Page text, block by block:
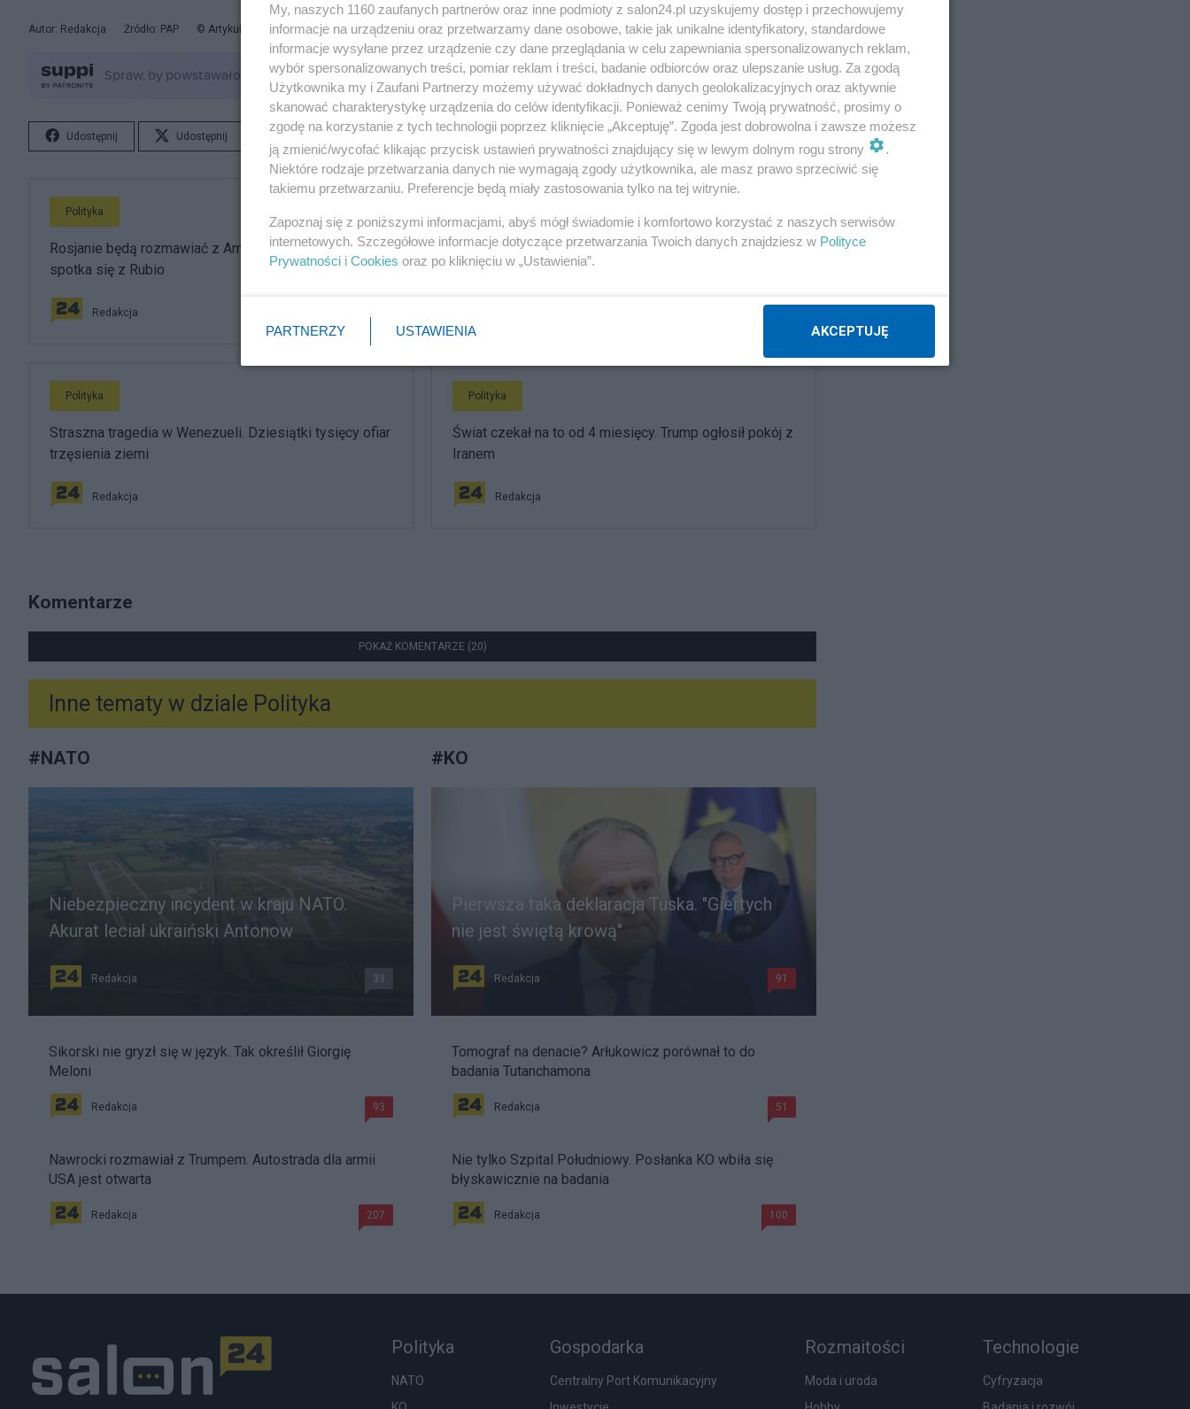
Autor: Redakcja Źródło: PAP © Artykuł jest chroniony prawem autorskim.
Udostępnij Udostępnij Lubię to! Skomentuj Obserwuj notkę
Polityka
Rosjanie będą rozmawiać z Amerykanami. Ławrow
spotka się z Rubio
Redakcja
Przełomowa wizyta Macrona w Syrii
Polityka
Straszna tragedia w Wenezueli. Dziesiątki tysięcy ofiar
trzęsienia ziemi
Redakcja
Polityka
Świat czekał na to od 4 miesięcy. Trump ogłosił pokój z
Iranem
Redakcja
Komentarze
POKAŻ KOMENTARZE (20)
Inne tematy w dziale Polityka
#NATO
Niebezpieczny incydent w kraju NATO.
Akurat leciał ukraiński Antonow
Redakcja 33
Sikorski nie gryzł się w język. Tak określił Giorgię
Meloni
Redakcja 93
Nawrocki rozmawiał z Trumpem. Autostrada dla armii
USA jest otwarta
Redakcja 207
#KO
Pierwsza taka deklaracja Tuska. "Giertych
nie jest świętą krową"
Redakcja 91
Tomograf na denacie? Arłukowicz porównał to do
badania Tutanchamona
Redakcja 51
Nie tylko Szpital Południowy. Posłanka KO wbiła się
błyskawicznie na badania
Redakcja 100
Polityka
NATO
Gospodarka
Centralny Port Komunikacyjny
Rozmaitości
Moda i uroda
Technologie
Cyfryzacja
My, naszych 1160 zaufanych partnerów oraz inne podmioty z salon24.pl uzyskujemy dostęp i przechowujemy
informacje na urządzeniu oraz przetwarzamy dane osobowe, takie jak unikalne identyfikatory, standardowe
informacje wysyłane przez urządzenie czy dane przeglądania w celu zapewniania spersonalizowanych reklam,
wybór spersonalizowanych treści, pomiar reklam i treści, badanie odbiorców oraz ulepszanie usług. Za zgodą
Użytkownika my i Zaufani Partnerzy możemy używać dokładnych danych geolokalizacyjnych oraz aktywnie
skanować charakterystykę urządzenia do celów identyfikacji. Ponieważ cenimy Twoją prywatność, prosimy o
zgodę na korzystanie z tych technologii poprzez kliknięcie „Akceptuję”. Zgoda jest dobrowolna i zawsze możesz
ją zmienić/wycofać klikając przycisk ustawień prywatności znajdujący się w lewym dolnym rogu strony
.
Niektóre rodzaje przetwarzania danych nie wymagają zgody użytkownika, ale masz prawo sprzeciwić się
takiemu przetwarzaniu. Preferencje będą miały zastosowania tylko na tej witrynie.
Zapoznaj się z poniższymi informacjami, abyś mógł świadomie i komfortowo korzystać z naszych serwisów
internetowych. Szczegółowe informacje dotyczące przetwarzania Twoich danych znajdziesz w Polityce
Prywatności i Cookies oraz po kliknięciu w „Ustawienia”.
PARTNERZY USTAWIENIA AKCEPTUJĘ